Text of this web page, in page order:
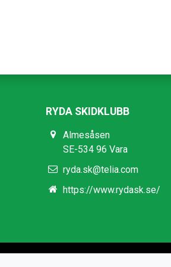
RYDA SKIDKLUBB
Almesåsen
SE-534 96 Vara
ryda.sk@telia.com
https://www.rydask.se/